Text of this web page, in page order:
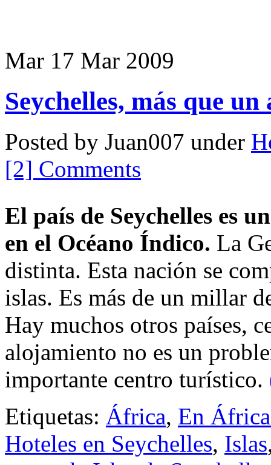
Mar 17 Mar 2009
Seychelles, más que
Posted by Juan007 under
[2] Comments
El país de Seychelles es
en el Océano Índico. La
distinta. Esta nación se
islas. Es más de un millar
Hay muchos otros países,
alojamiento no es un
importante centro turístico.
Etiquetas: África, En
Hoteles en Seychelles, Islas